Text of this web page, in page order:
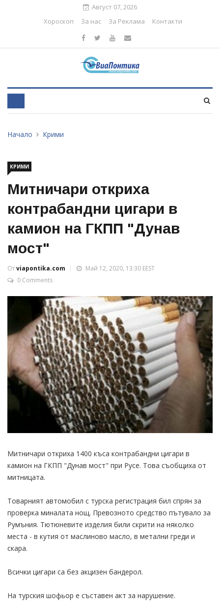
Август 07, 2026
Хороскоп
За нас За Реклама Контакти
Начало Крими
КРИМИ
Митничари откриха
контрабандни цигари в
камион на ГКПП "Дунав
мост"
Отviapontika.com
Май 12, 2020, 13:30 EEST
0 Comments
Митничари откриха 1400 къса контрабандни цигари в
камион на ГКПП "Дунав мост" при Русе. Това съобщиха от
митницата.
Товарният автомобил с турска регистрация бил спрян за
проверка миналата нощ. Превозното средство пътувало за
Румъния. Тютюневите изделия били скрити на няколко
места - в кутия от маслиново масло, в метални греди и
скара.
Всички цигари са без акцизен бандерол.
На турския шофьор е съставен акт за нарушение.